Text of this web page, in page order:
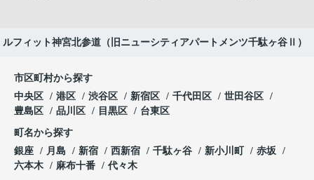
ルフィット神宮北参道（旧ニューシティアパートメンツ千駄ヶ谷Ⅱ）
市区町村から探す
中央区
港区 渋谷区 新宿区 千代田区
世田谷区
豊島区
品川区 目黒区 台東区
町名から探す
銀座
月島 新宿 西新宿 千駄ヶ谷 新小川町
赤坂
六本木
麻布十番 代々木